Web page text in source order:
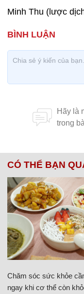
Minh Thu (lược
CÓ THỂ BẠN
Chăm sóc sức khỏe
ngay khi cơ thể còn